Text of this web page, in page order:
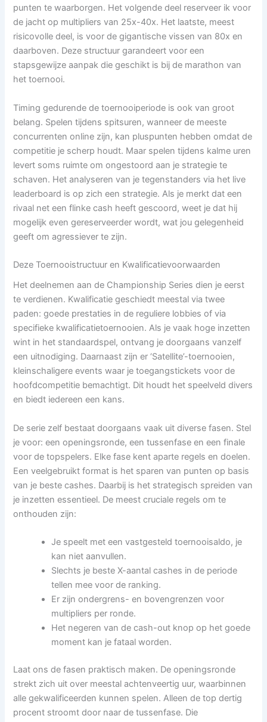
punten te waarborgen. Het volgende deel reserveer ik voor
de jacht op multipliers van 25x-40x. Het laatste, meest
risicovolle deel, is voor de gigantische vissen van 80x en
daarboven. Deze structuur garandeert voor een
stapsgewijze aanpak die geschikt is bij de marathon van
het toernooi.
Timing gedurende de toernooiperiode is ook van groot
belang. Spelen tijdens spitsuren, wanneer de meeste
concurrenten online zijn, kan pluspunten hebben omdat de
competitie je scherp houdt. Maar spelen tijdens kalme uren
levert soms ruimte om ongestoord aan je strategie te
schaven. Het analyseren van je tegenstanders via het live
leaderboard is op zich een strategie. Als je merkt dat een
rivaal net een flinke cash heeft gescoord, weet je dat hij
mogelijk even gereserveerder wordt, wat jou gelegenheid
geeft om agressiever te zijn.
Deze Toernooistructuur en Kwalificatievoorwaarden
Het deelnemen aan de Championship Series dien je eerst
te verdienen. Kwalificatie geschiedt meestal via twee
paden: goede prestaties in de reguliere lobbies of via
specifieke kwalificatietoernooien. Als je vaak hoge inzetten
wint in het standaardspel, ontvang je doorgaans vanzelf
een uitnodiging. Daarnaast zijn er ‘Satellite’-toernooien,
kleinschaligere events waar je toegangstickets voor de
hoofdcompetitie bemachtigt. Dit houdt het speelveld divers
en biedt iedereen een kans.
De serie zelf bestaat doorgaans vaak uit diverse fasen. Stel
je voor: een openingsronde, een tussenfase en een finale
voor de topspelers. Elke fase kent aparte regels en doelen.
Een veelgebruikt format is het sparen van punten op basis
van je beste cashes. Daarbij is het strategisch spreiden van
je inzetten essentieel. De meest cruciale regels om te
onthouden zijn:
Je speelt met een vastgesteld toernooisaldo, je
kan niet aanvullen.
Slechts je beste X-aantal cashes in de periode
tellen mee voor de ranking.
Er zijn ondergrens- en bovengrenzen voor
multipliers per ronde.
Het negeren van de cash-out knop op het goede
moment kan je fataal worden.
Laat ons de fasen praktisch maken. De openingsronde
strekt zich uit over meestal achtenveertig uur, waarbinnen
alle gekwalificeerden kunnen spelen. Alleen de top dertig
procent stroomt door naar de tussenfase. Die